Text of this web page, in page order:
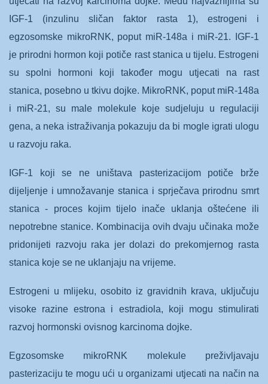
IGF-1 (inzulinu sličan faktor rasta 1), estrogeni i
egzosomske mikroRNK, poput miR-148a i miR-21. IGF-1
je prirodni hormon koji potiče rast stanica u tijelu. Estrogeni
su spolni hormoni koji također mogu utjecati na rast
stanica, posebno u tkivu dojke. MikroRNK, poput miR-148a
i miR-21, su male molekule koje sudjeluju u regulaciji
gena, a neka istraživanja pokazuju da bi mogle igrati ulogu
u razvoju raka.
IGF-1 koji se ne uništava pasterizacijom potiče brže
dijeljenje i umnožavanje stanica i sprječava prirodnu smrt
stanica - proces kojim tijelo inače uklanja oštećene ili
nepotrebne stanice. Kombinacija ovih dvaju učinaka može
pridonijeti razvoju raka jer dolazi do prekomjernog rasta
stanica koje se ne uklanjaju na vrijeme.
Estrogeni u mlijeku, osobito iz gravidnih krava, uključuju
visoke razine estrona i estradiola, koji mogu stimulirati
razvoj hormonski ovisnog karcinoma dojke.
Egzosomske mikroRNK molekule preživljavaju
pasterizaciju te mogu ući u organizami utjecati na način na